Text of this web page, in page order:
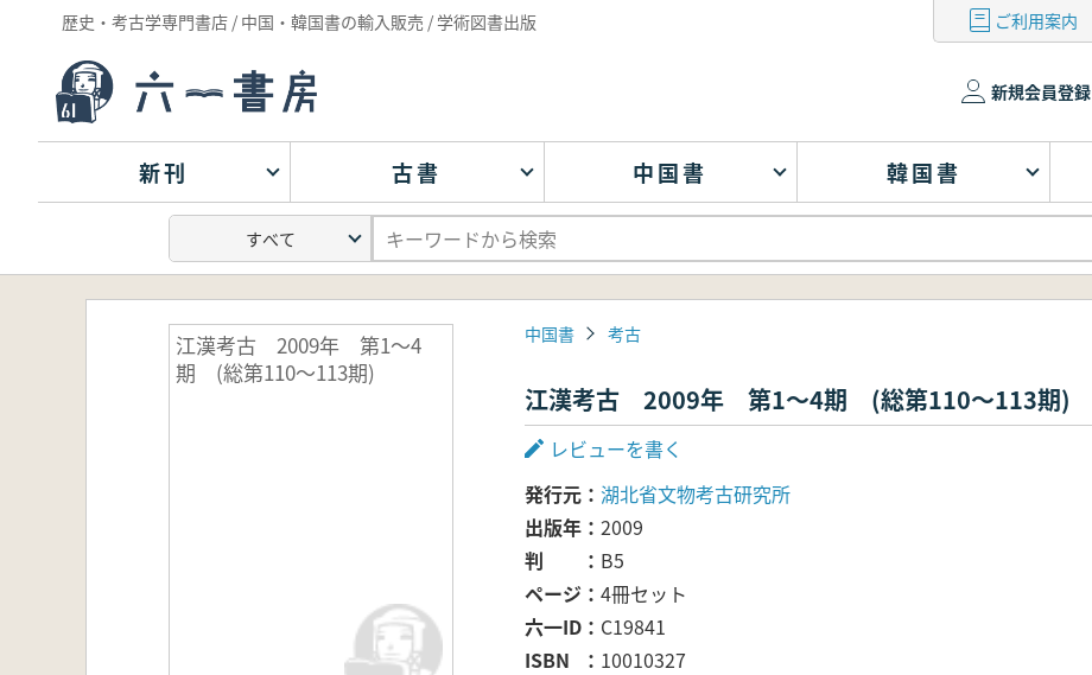
歴史・考古学専門書店 / 中国・韓国書の輸入販売 / 学術図書出版 ご利用案内
新規会員登録
新刊 古書 中国書 韓国書
江漢考古 2009年 第1～4
期 (総第110～113期)
中国書 考古
江漢考古 2009年 第1～4期 (総第110～113期)
レビューを書く
発行元
湖北省文物考古研究所
出版年
2009
判
B5
ページ
4冊セット
六一ID
C19841
ISBN
10010327